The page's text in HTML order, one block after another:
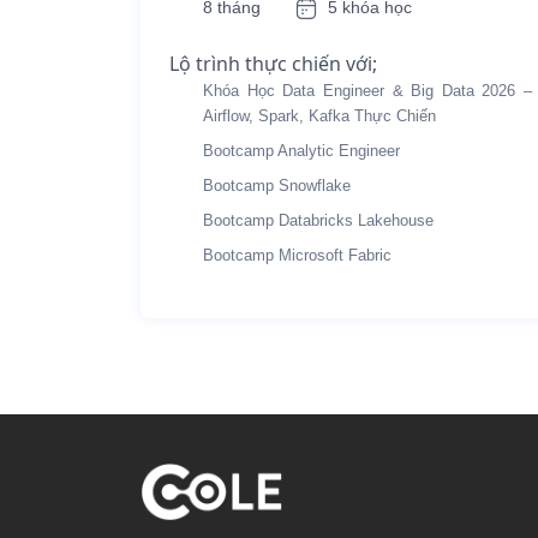
8 tháng 5 khóa học
Lộ trình thực chiến với;
Khóa Học Data Engineer & Big Data 2026 –
Airflow, Spark, Kafka Thực Chiến
Bootcamp Analytic Engineer
Bootcamp Snowflake
Bootcamp Databricks Lakehouse
Bootcamp Microsoft Fabric